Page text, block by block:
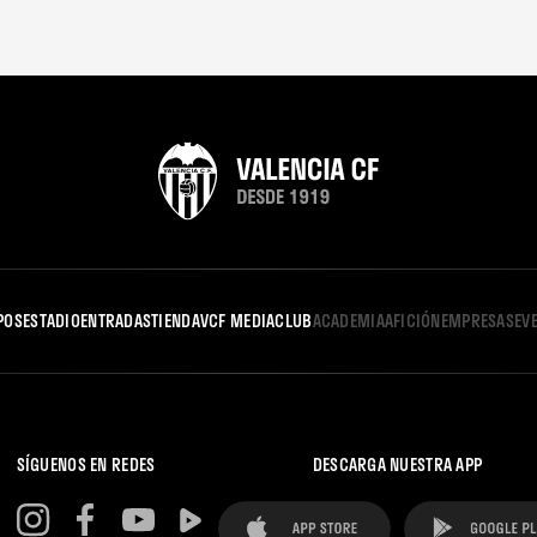
ESTADIOENTRADASTIENDAVCF MEDIACLUBACADEMIAAFICIÓNEMPRESAS
SÍGUENOS EN REDES DESCARGA NUESTRA APP